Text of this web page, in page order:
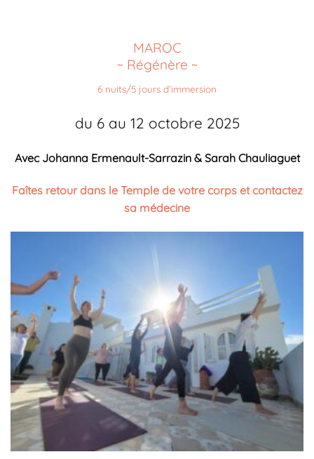
MAROC
~ Régénère ~
6 nuits/5 jours d’immersion
du 6 au 12 octobre 2025
Avec Johanna Ermenault-Sarrazin & Sarah Chauliaguet
Faîtes retour dans le Temple de votre corps et contactez
sa médecine